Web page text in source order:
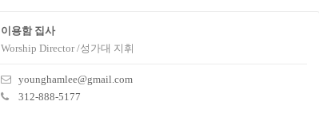
이용함 집사
Worship Director /성가대 지휘
younghamlee@gmail.com
312-888-5177